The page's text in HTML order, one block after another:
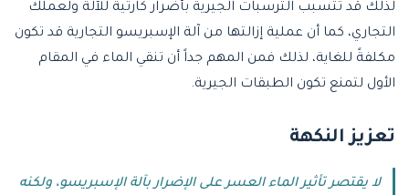
لذلك قد تتسبب الترسبات الجيرية بأضرار كارثية للآلة ولعملك
التجاري، كما أن عملية إزالتها من آلة الإسبريسو التجارية قد تكون
مكلفةً للغاية، لذلك فمن المهم جداً أن تنقي الماء في المقام
الأول لتمنع تكون الطبقات الجيرية.
تعزيز النكهة
لا يقتصر تأثير الماء العسر على الإضرار بآلة الإسبريسو، ولكنه